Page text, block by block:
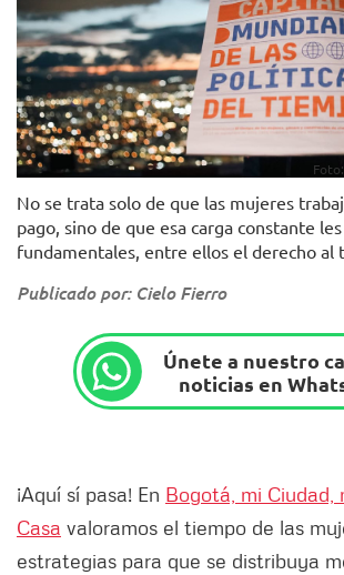
No se trata solo de que las mujeres
pago, sino de que esa carga constante
fundamentales, entre ellos el derecho al
Publicado por: Cielo Fierro
Únete a nuestro
noticias en
¡Aquí sí pasa! En Bogotá, mi Ciudad,
Casa valoramos el tiempo de las
estrategias para que se distribuya